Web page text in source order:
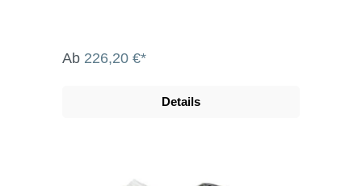
Ab 226,20 €*
Details